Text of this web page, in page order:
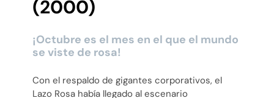
(2000)
¡Octubre es el mes en el que el mundo
se viste de rosa!
Con el respaldo de gigantes corporativos, el
Lazo Rosa había llegado al escenario